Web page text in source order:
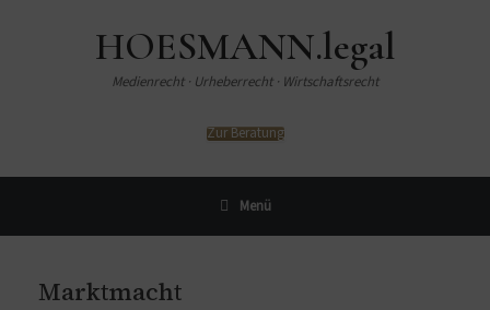
HOESMANN.legal
Medienrecht · Urheberrecht · Wirtschaftsrecht
Zur Beratung
Menü
Marktmacht